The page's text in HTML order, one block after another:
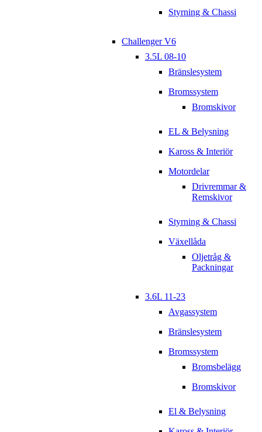
Styrning & Chassi
Challenger V6
3.5L 08-10
Bränslesystem
Bromssystem
Bromskivor
EL & Belysning
Kaross & Interiör
Motordelar
Drivremmar &
Remskivor
Styrning & Chassi
Växellåda
Oljetråg &
Packningar
3.6L 11-23
Avgassystem
Bränslesystem
Bromssystem
Bromsbelägg
Bromskivor
El & Belysning